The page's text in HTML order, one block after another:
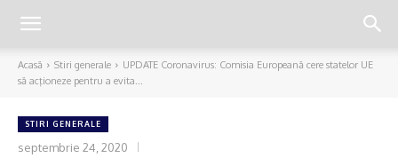
Acasă Stiri generale
UPDATE Coronavirus: Comisia Europeană cere statelor UE
să acţioneze pentru a evita...
STIRI GENERALE
septembrie 24, 2020